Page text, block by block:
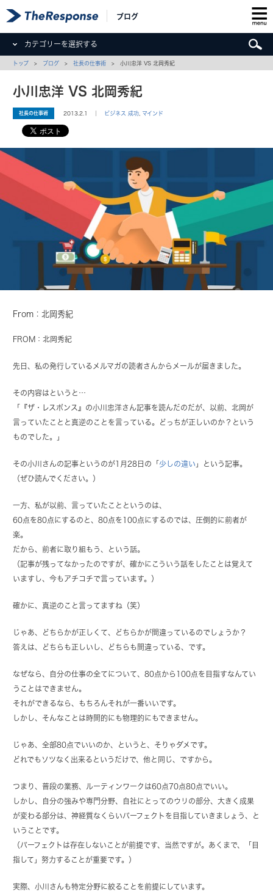
ブログ
カテゴリーを選択する
トップ > ブログ >社長の仕事術 > 小川忠洋 VS 北岡秀紀
小川忠洋 VS 北岡秀紀
社長の仕事術 2013.2.1 ｜ ビジネス 成功 マインド
From：北岡秀紀
FROM：北岡秀紀
先日、私の発行しているメルマガの読者さんからメールが届きました。
その内容はというと…
「『ザ・レスポンス』の小川忠洋さん記事を読んだのだが、以前、北岡が
言っていたことと真逆のことを言っている。どっちが正しいのか？という
ものでした。」
その小川さんの記事というのが1月28日の「少しの違い 」という記事。
（ぜひ読んでください。）
一方、私が以前、言っていたことというのは、
60点を80点にするのと、80点を100点にするのでは、圧倒的に前者が
楽。
だから、前者に取り組もう、という話。
（記事が残ってなかったのですが、確かにこういう話をしたことは覚えて
いますし、今もアチコチで言っています。）
確かに、真逆のこと言ってますね（笑）
じゃあ、どちらかが正しくて、どちらかが間違っているのでしょうか？
答えは、どちらも正しいし、どちらも間違っている、です。
なぜなら、自分の仕事の全てについて、80点から100点を目指すなんてい
うことはできません。
それができるなら、もちろんそれが一番いいです。
しかし、そんなことは時間的にも物理的にもできません。
じゃあ、全部80点でいいのか、というと、そりゃダメです。
どれでもソツなく出来るというだけで、他と同じ、ですから。
つまり、普段の業務、ルーティンワークは60点70点80点でいい。
しかし、自分の強みや専門分野、自社にとってのウリの部分、大きく成果
が変わる部分は、神経質なくらいパーフェクトを目指していきましょう、と
いうことです。
（パーフェクトは存在しないことが前提です、当然ですが。あくまで、「目
指して」努力することが重要です。）
実際、小川さんも特定分野に絞ることを前提にしています。